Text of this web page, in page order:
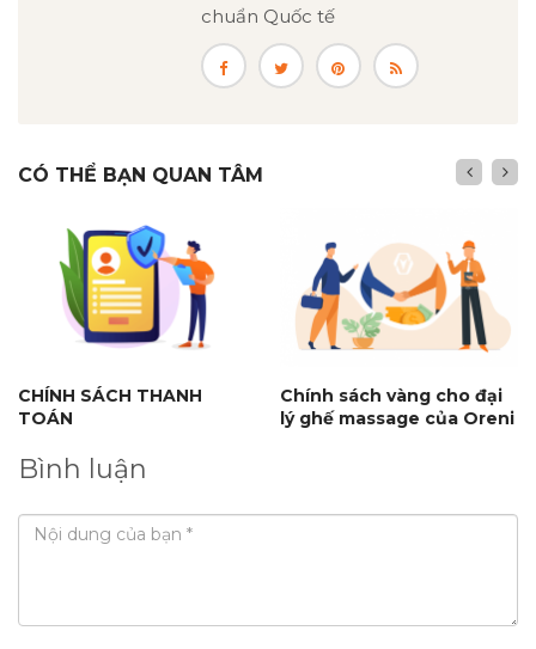
chuẩn Quốc tế
CÓ THỂ BẠN QUAN TÂM
CHÍNH SÁCH THANH
TOÁN
Chính sách vàng cho đại
lý ghế massage của Oreni
Bình luận